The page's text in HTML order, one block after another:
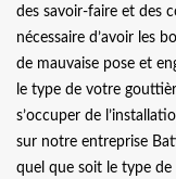
des savoir-faire et des
nécessaire d’avoir les
de mauvaise pose et
le type de votre
s’occuper de
sur notre entreprise
quel que soit le type